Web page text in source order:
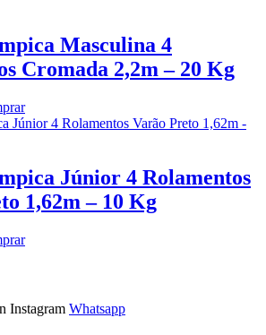
Masculina 4
Cromada 2,2m – 20 Kg
Júnior 4 Rolamentos
1,62m – 10 Kg
Instagram Whatsapp